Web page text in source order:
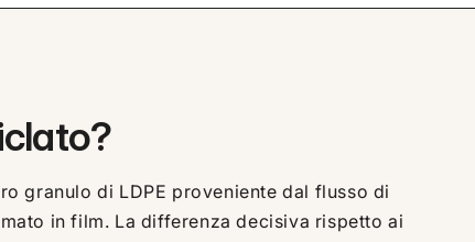
granulo di LDPE proveniente dal flusso di
in film. La differenza decisiva rispetto ai